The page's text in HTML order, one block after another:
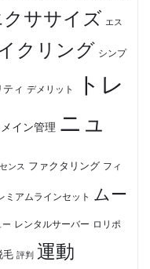
ササイズ エス
クリング シンプ
ィ デメリット
トレ
メイン管理 ニュ
ンス ファクタリング フィ
ミアムラインセット ムー
ー レンタルサーバー ロリポ
毛 評判 運動